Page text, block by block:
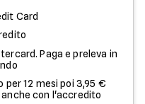
Card
Paga e preleva in
per 12 mesi poi 3,95 €
anche con l'accredito